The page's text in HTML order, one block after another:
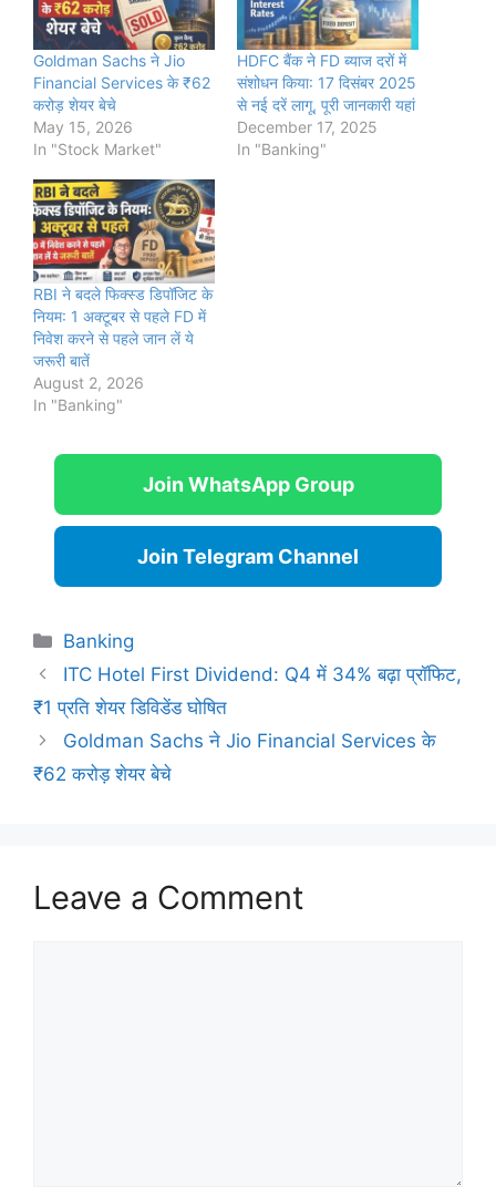
Goldman Sachs ने Jio
Financial Services के ₹62
करोड़ शेयर बेचे
May 15, 2026
In "Stock Market"
HDFC बैंक ने FD ब्याज दरों में
संशोधन किया: 17 दिसंबर 2025
से नई दरें लागू, पूरी जानकारी यहां
December 17, 2025
In "Banking"
RBI ने बदले फिक्स्ड डिपॉजिट के
नियम: 1 अक्टूबर से पहले FD में
निवेश करने से पहले जान लें ये
जरूरी बातें
August 2, 2026
In "Banking"
Join WhatsApp Group
Join Telegram Channel
Categories
Banking
ITC Hotel First Dividend: Q4 में 34% बढ़ा प्रॉफिट,
₹1 प्रति शेयर डिविडेंड घोषित
Goldman Sachs ने Jio Financial Services के
₹62 करोड़ शेयर बेचे
Leave a Comment